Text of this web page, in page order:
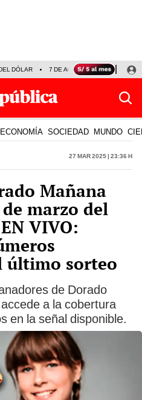
DÓLAR 7 DE AGOSTO OLLANTA
ECONOMÍA SOCIEDAD MUNDO
27 Mar 2025 | 23:36 h
Mañana
marzo del
VIVO:
último sorteo
de Dorado
a la cobertura
en la señal disponible.